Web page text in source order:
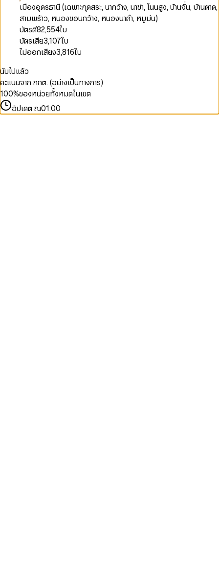
เมืองอุดรธานี (เฉพาะกุดสระ, นากว้าง, นาข่า, โนนสูง, บ้านจั่น, บ้านตาด,
สามพร้าว, หนองขอนกว้าง, หนองนาคำ, หมูม่น)
บัตรดี82,554ใบ
บัตรเสีย3,107ใบ
ไม่ออกเสียง3,816ใบ
นับไปแล้ว
คะแนนจาก กกต. (อย่างเป็นทางการ)
100%ของหน่วยทั้งหมดในเขต
อัปเดต ณ01:00